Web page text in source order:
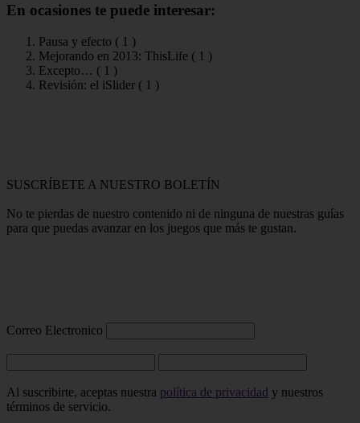
En ocasiones te puede interesar:
Pausa y efecto ( 1 )
Mejorando en 2013: ThisLife ( 1 )
Excepto… ( 1 )
Revisión: el iSlider ( 1 )
SUSCRÍBETE A NUESTRO BOLETÍN
No te pierdas de nuestro contenido ni de ninguna de nuestras guías
para que puedas avanzar en los juegos que más te gustan.
Correo Electronico
Al suscribirte, aceptas nuestra política de privacidad y nuestros
términos de servicio.